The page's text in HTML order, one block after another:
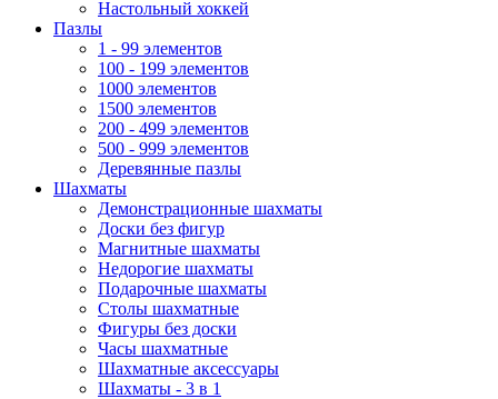
Настольный хоккей
Пазлы
1 - 99 элементов
100 - 199 элементов
1000 элементов
1500 элементов
200 - 499 элементов
500 - 999 элементов
Деревянные пазлы
Шахматы
Демонстрационные шахматы
Доски без фигур
Магнитные шахматы
Недорогие шахматы
Подарочные шахматы
Столы шахматные
Фигуры без доски
Часы шахматные
Шахматные аксессуары
Шахматы - 3 в 1